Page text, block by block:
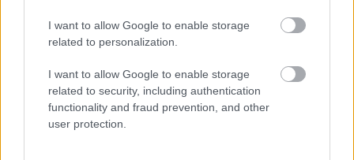
I want to allow Google to enable storage
related to personalization.
I want to allow Google to enable storage
related to security, including authentication
functionality and fraud prevention, and other
user protection.
Vanaga apšauba valsts